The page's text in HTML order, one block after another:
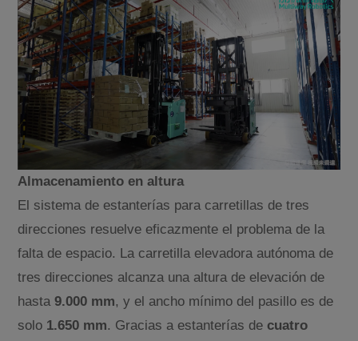
Almacenamiento en altura
El sistema de estanterías para carretillas de tres
direcciones resuelve eficazmente el problema de la
falta de espacio. La carretilla elevadora autónoma de
tres direcciones alcanza una altura de elevación de
hasta9.000 mm, y el ancho mínimo del pasillo es de
solo 1.650 mm. Gracias a estanterías decuatro